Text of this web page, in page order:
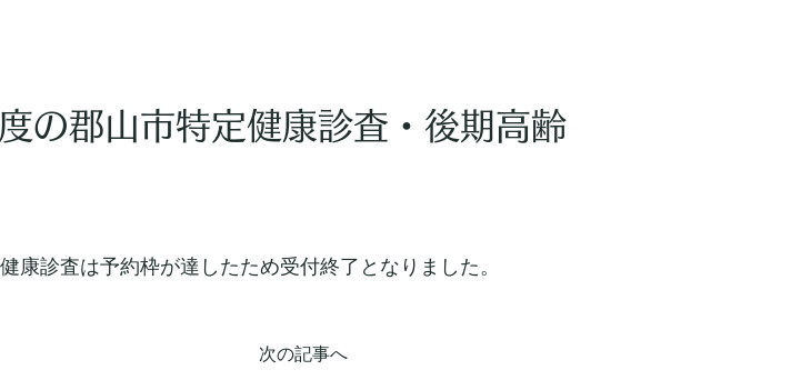
の郡山市特定健康診査・後期高齢
診査は予約枠が達したため受付終了となりました。
次の記事へ